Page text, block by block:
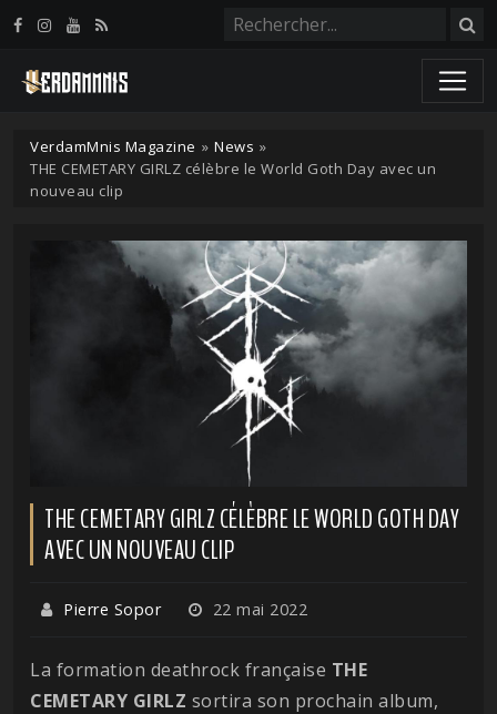
VerdamMnis Magazine » News »
THE CEMETARY GIRLZ célèbre le World Goth Day avec un
nouveau clip
THE CEMETARY GIRLZ CÉLÈBRE LE WORLD GOTH DAY
AVEC UN NOUVEAU CLIP
Pierre Sopor 22 mai 2022
La formation deathrock française THE
CEMETARY GIRLZ sortira son prochain album,
Panneau de gestion des cookies